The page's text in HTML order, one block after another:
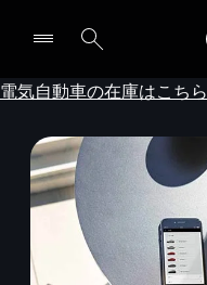
電気自動車の在庫はこちら